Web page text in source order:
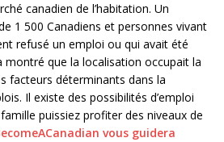
canadien de l’habitation. Un
1 500 Canadiens et personnes vivant
refusé un emploi ou qui avait été
montré que la localisation occupait la
facteurs déterminants dans la
Il existe des possibilités d’emploi
puissiez profiter des niveaux de
vous guidera